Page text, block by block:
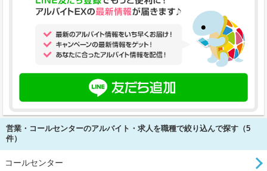
営業・コールセンターのアルバイト・求人を職種で絞り込んで探す（5
件）
コールセンター